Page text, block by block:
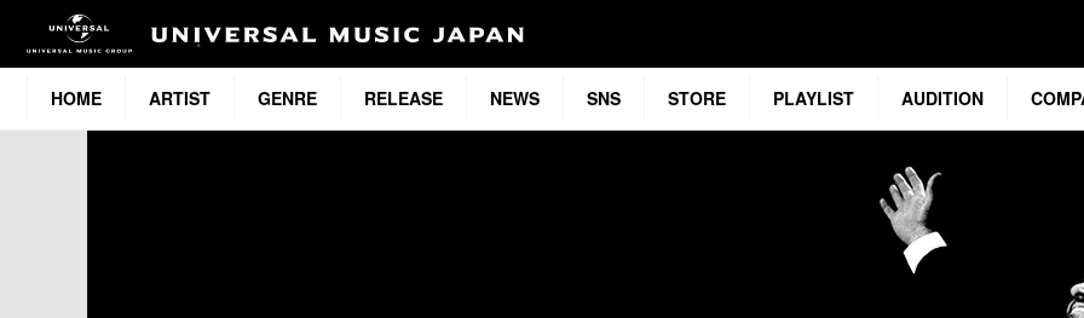
HOME ARTIST GENRE RELEASE NEWS SNS STORE PLAYLIST AUDITION